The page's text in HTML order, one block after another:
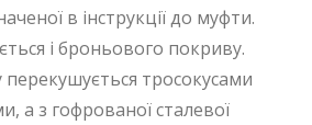
в інструкції до муфти.
і броньового покриву.
тросокусами
а з гофрованої сталевої